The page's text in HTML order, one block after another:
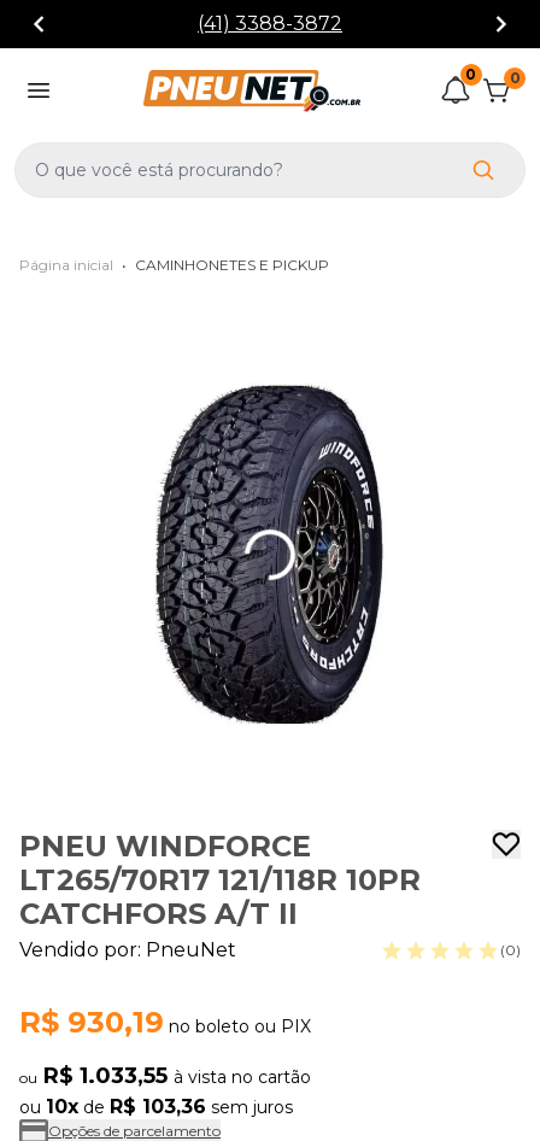
(41) 3388-3872
0 0
Página inicial • CAMINHONETES E PICKUP
PNEU WINDFORCE
LT265/70R17 121/118R 10PR
CATCHFORS A/T II
Vendido por: PneuNet (0)
R$ 930,19 no boleto ou PIX
ou R$ 1.033,55 à vista no cartão
ou 10x de R$ 103,36 sem juros
Opções de parcelamento